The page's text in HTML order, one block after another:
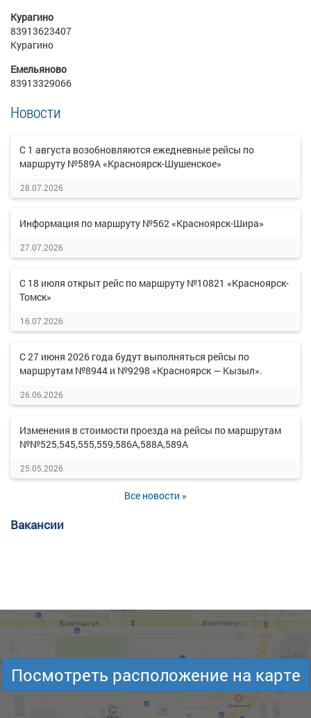
Курагино
83913623407
Курагино
Емельяново
83913329066
Новости
С 1 августа возобновляются ежедневные рейсы по
маршруту №589А «Красноярск-Шушенское»
28.07.2026
Информация по маршруту №562 «Красноярск-Шира»
27.07.2026
С 18 июля открыт рейс по маршруту №10821 «Красноярск-
Томск»
16.07.2026
С 27 июня 2026 года будут выполняться рейсы по
маршрутам №8944 и №9298 «Красноярск — Кызыл».
26.06.2026
Изменения в стоимости проезда на рейсы по маршрутам
№№525,545,555,559,586А,588А,589А
25.05.2026
Все новости »
Вакансии
Посмотреть расположение на карте